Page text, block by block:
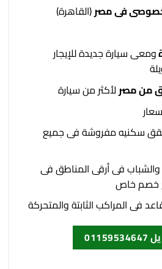
فى مصر(القاهرة)
ومعى سيارة جديدة للإيجار
من مصر لأكثر من سيارة
شقق سكنيه مفروشة فى جميع
والشباب فى أرقى المناطق فى
خصم خاص
فى المراكب الثابتة والمتحركة